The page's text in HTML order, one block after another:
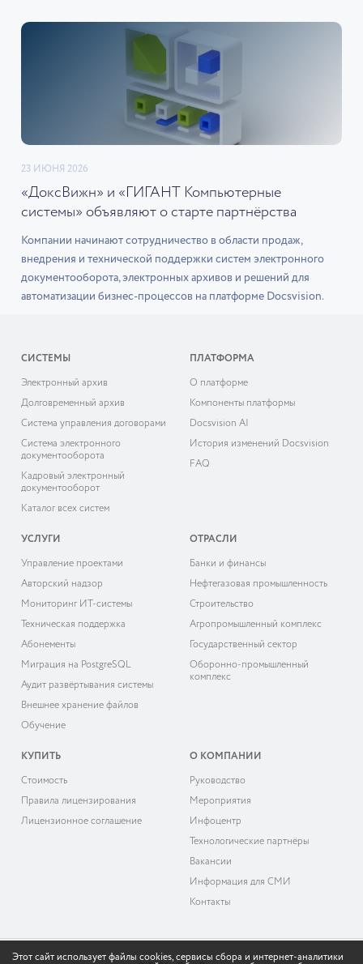
23 ИЮНЯ 2026
«ДоксВижн» и «ГИГАНТ Компьютерные
системы» объявляют о старте партнёрства
Компании начинают сотрудничество в области продаж,
внедрения и технической поддержки систем электронного
документооборота, электронных архивов и решений для
автоматизации бизнес-процессов на платформе Docsvision.
СИСТЕМЫ
Электронный архив
Долговременный архив
Система управления договорами
Система электронного
документооборота
Кадровый электронный
документооборот
Каталог всех систем
ПЛАТФОРМА
О платформе
Компоненты платформы
Docsvision AI
История изменений Docsvision
FAQ
УСЛУГИ
Управление проектами
Авторский надзор
Мониторинг ИТ-системы
Техническая поддержка
Абонементы
Миграция на PostgreSQL
Аудит развёртывания системы
Внешнее хранение файлов
Обучение
ОТРАСЛИ
Банки и финансы
Нефтегазовая промышленность
Строительство
Агропромышленный комплекс
Государственный сектор
Оборонно-промышленный
комплекс
КУПИТЬ
Cтоимость
Правила лицензирования
Лицензионное соглашение
О КОМПАНИИ
Руководство
Мероприятия
Инфоцентр
Технологические партнёры
Вакансии
Информация для СМИ
Контакты
Этот сайт использует файлы cookies, сервисы сбора и интернет-аналитики